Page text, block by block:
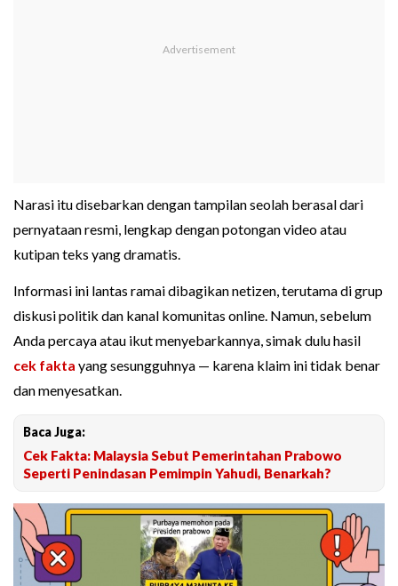
Narasi itu disebarkan dengan tampilan seolah berasal dari
pernyataan resmi, lengkap dengan potongan video atau
kutipan teks yang dramatis.
Informasi ini lantas ramai dibagikan netizen, terutama di grup
diskusi politik dan kanal komunitas online. Namun, sebelum
Anda percaya atau ikut menyebarkannya, simak dulu hasil
cek fakta yang sesungguhnya — karena klaim ini tidak benar
dan menyesatkan.
Baca Juga:
Cek Fakta: Malaysia Sebut Pemerintahan Prabowo
Seperti Penindasan Pemimpin Yahudi, Benarkah?